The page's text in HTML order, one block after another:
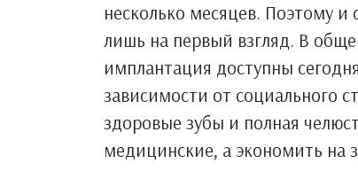
несколько месяцев. Поэтому
лишь на первый взгляд. В
имплантация доступны
зависимости от социального
здоровые зубы и полная
медицинские, а экономить на